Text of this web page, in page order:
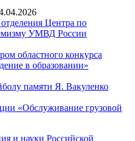
Центра по
УМВД России
областного конкурса
в образовании»
памяти Я. Вакуленко
«Обслуживание грузовой
и науки Российской